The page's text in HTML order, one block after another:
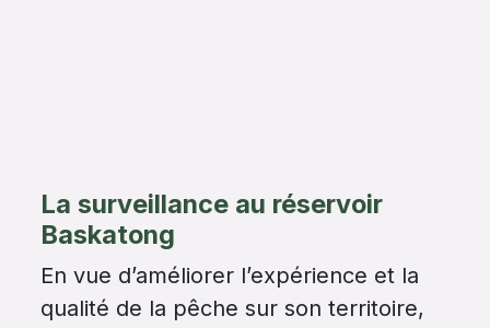
La surveillance au réservoir
Baskatong
En vue d’améliorer l’expérience et la
qualité de la pêche sur son territoire,